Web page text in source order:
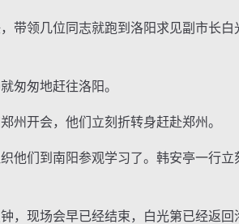
领几位同志就跑到洛阳求见副市长白
匆地赶往洛阳。
开会，他们立刻折转身赶赴郑州。
们到南阳参观学习了。韩安亭一行立
现场会早已经结束，白光第已经返回